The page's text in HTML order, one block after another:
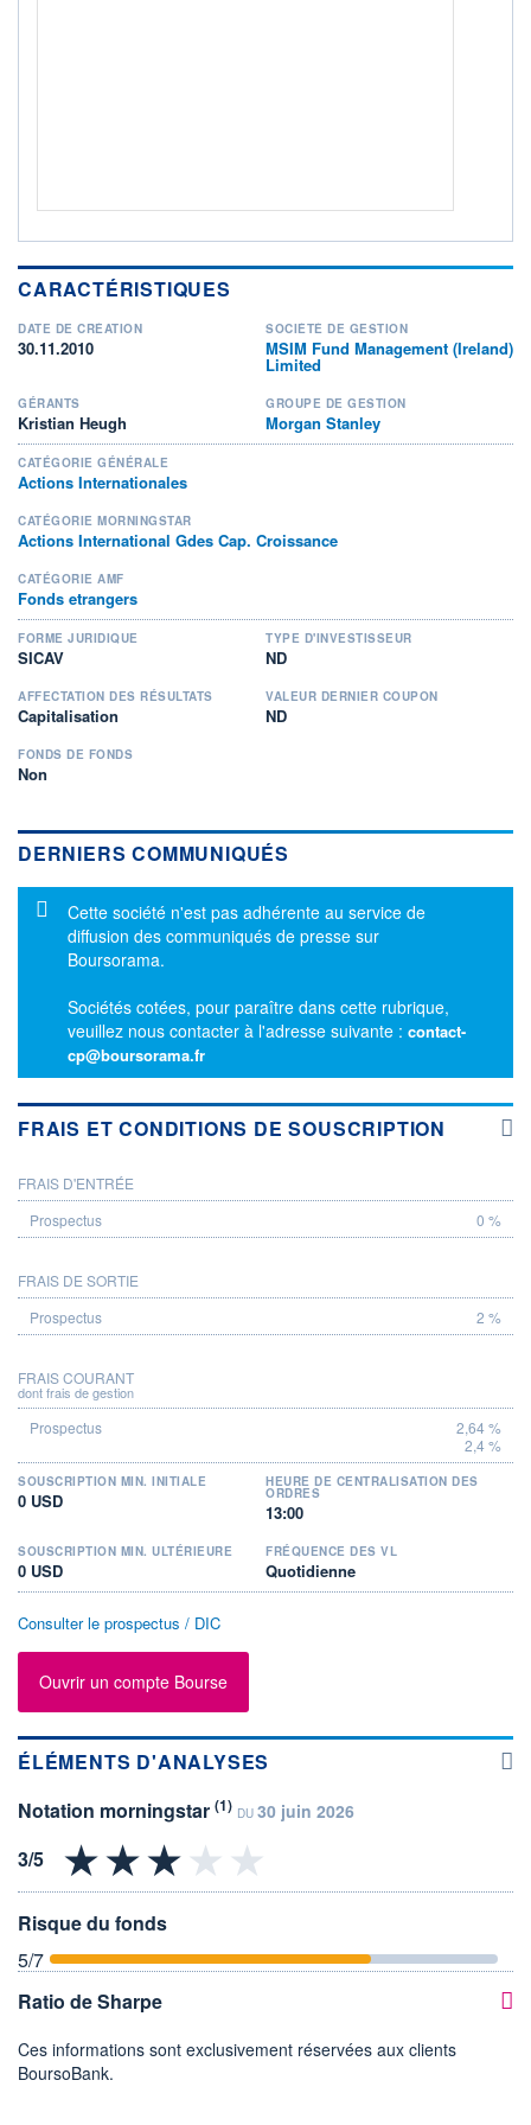
+ PORTEFEUILLE + LISTE
CARACTÉRISTIQUES
DATE DE CRÉATION
30.11.2010
SOCIÉTÉ DE GESTION
MSIM Fund Management (Ireland)
Limited
GÉRANTS
Kristian Heugh
GROUPE DE GESTION
Morgan Stanley
CATÉGORIE GÉNÉRALE
Actions Internationales
CATÉGORIE MORNINGSTAR
Actions International Gdes Cap. Croissance
CATÉGORIE AMF
Fonds etrangers
FORME JURIDIQUE
SICAV
TYPE D'INVESTISSEUR
ND
AFFECTATION DES RÉSULTATS
Capitalisation
VALEUR DERNIER COUPON
ND
FONDS DE FONDS
Non
DERNIERS COMMUNIQUÉS
Message d'information
Cette société n'est pas adhérente au service de
diffusion des communiqués de presse sur
Boursorama.
Sociétés cotées, pour paraître dans cette rubrique,
veuillez nous contacter à l'adresse suivante : contact-
cp@boursorama.fr
FRAIS ET CONDITIONS DE SOUSCRIPTION
PROSPECTUS
FRAIS D'ENTRÉE
0 %
FRAIS DE SORTIE
2 %
FRAIS COURANT
dont frais de gestion
2,64 %
2,4 %
SOUSCRIPTION MIN. INITIALE
0 USD
HEURE DE CENTRALISATION DES
ORDRES
13:00
SOUSCRIPTION MIN. ULTÉRIEURE
0 USD
FRÉQUENCE DES VL
Quotidienne
Consulter le prospectus / DIC
Ouvrir un compte Bourse
ÉLÉMENTS D'ANALYSES
Notation morningstar (1) DU 30 juin 2026
Risque du fonds
5/7
Ratio de Sharpe
Ces informations sont exclusivement réservées aux clients
BoursoBank.